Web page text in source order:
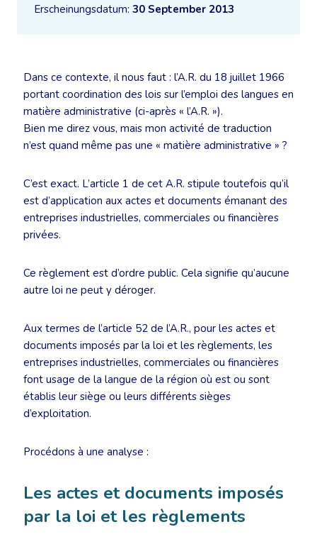
Erscheinungsdatum: 30 September 2013
Dans ce contexte, il nous faut : l’A.R. du 18 juillet 1966
portant coordination des lois sur l’emploi des langues en
matière administrative (ci-après « l’A.R. »).
Bien me direz vous, mais mon activité de traduction
n’est quand même pas une « matière administrative » ?
C’est exact. L’article 1 de cet A.R. stipule toutefois qu’il
est d’application aux actes et documents émanant des
entreprises industrielles, commerciales ou financières
privées.
Ce règlement est d’ordre public. Cela signifie qu’aucune
autre loi ne peut y déroger.
Aux termes de l’article 52 de l’A.R., pour les actes et
documents imposés par la loi et les règlements, les
entreprises industrielles, commerciales ou financières
font usage de la langue de la région où est ou sont
établis leur siège ou leurs différents sièges
d’exploitation.
Procédons à une analyse :
Les actes et documents imposés
par la loi et les règlements